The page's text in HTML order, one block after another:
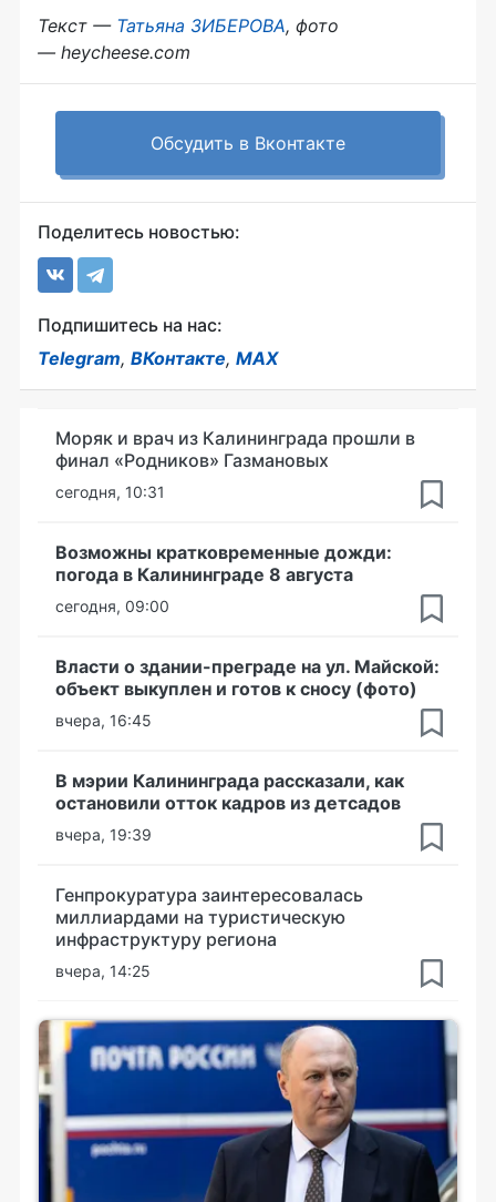
Текст — Татьяна ЗИБЕРОВА, фото
— heycheese.com
Обсудить в Вконтакте
Поделитесь новостью:
Подпишитесь на нас:
Telegram, ВКонтакте, MAX
Моряк и врач из Калининграда прошли в
финал «Родников» Газмановых
сегодня, 10:31
Возможны кратковременные дожди:
погода в Калининграде 8 августа
сегодня, 09:00
Власти о здании-преграде на ул. Майской:
объект выкуплен и готов к сносу (фото)
вчера, 16:45
В мэрии Калининграда рассказали, как
остановили отток кадров из детсадов
вчера, 19:39
Генпрокуратура заинтересовалась
миллиардами на туристическую
инфраструктуру региона
вчера, 14:25